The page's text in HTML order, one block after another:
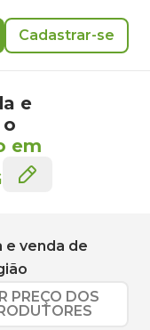
Cadastrar-se
e
em
e venda de
PREÇO DOS